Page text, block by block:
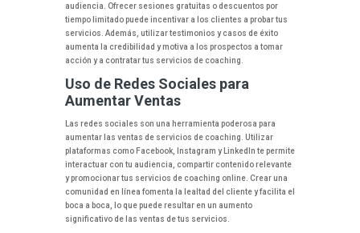
audiencia. Ofrecer sesiones gratuitas o descuentos por
tiempo limitado puede incentivar a los clientes a probar tus
servicios. Además, utilizar testimonios y casos de éxito
aumenta la credibilidad y motiva a los prospectos a tomar
acción y a contratar tus servicios de coaching.
Uso de Redes Sociales para
Aumentar Ventas
Las redes sociales son una herramienta poderosa para
aumentar las ventas de servicios de coaching. Utilizar
plataformas como Facebook, Instagram y LinkedIn te permite
interactuar con tu audiencia, compartir contenido relevante
y promocionar tus servicios de coaching online. Crear una
comunidad en línea fomenta la lealtad del cliente y facilita el
boca a boca, lo que puede resultar en un aumento
significativo de las ventas de tus servicios.